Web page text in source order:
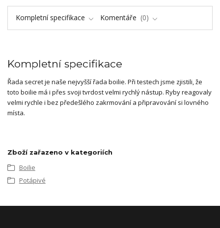
Kompletní specifikace Komentáře 0
Kompletní specifikace
Řada secret je naše nejvyšší řada boilie. Při testech jsme zjistili, že
toto boilie má i přes svoji tvrdost velmi rychlý nástup. Ryby reagovaly
velmi rychle i bez předešlého zakrmování a připravování si lovného
místa.
Zboží zařazeno v kategoriích
Boilie
Potápivé